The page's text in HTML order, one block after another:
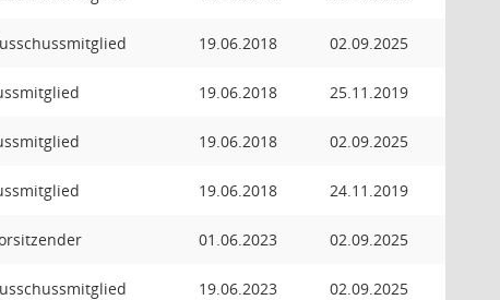
19.06.2018 02.09.2025
19.06.2018 25.11.2019
19.06.2018 02.09.2025
19.06.2018 24.11.2019
01.06.2023 02.09.2025
19.06.2023 02.09.2025